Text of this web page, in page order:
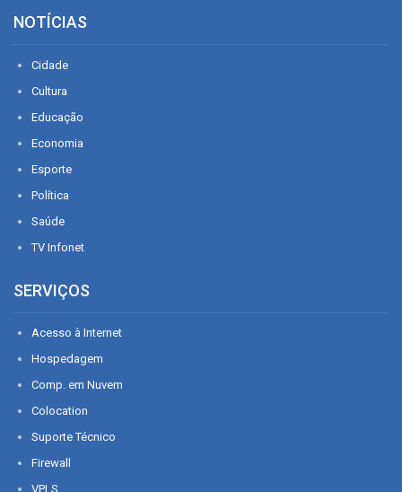
NOTÍCIAS
Cidade
Cultura
Educação
Economia
Esporte
Política
Saúde
TV Infonet
SERVIÇOS
Acesso à Internet
Hospedagem
Comp. em Nuvem
Colocation
Suporte Técnico
Firewall
VPLS